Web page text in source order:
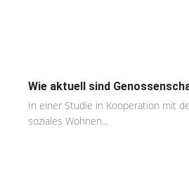
Wie aktuell sind
In einer Studie in Kooperation mit
soziales Wohnen...